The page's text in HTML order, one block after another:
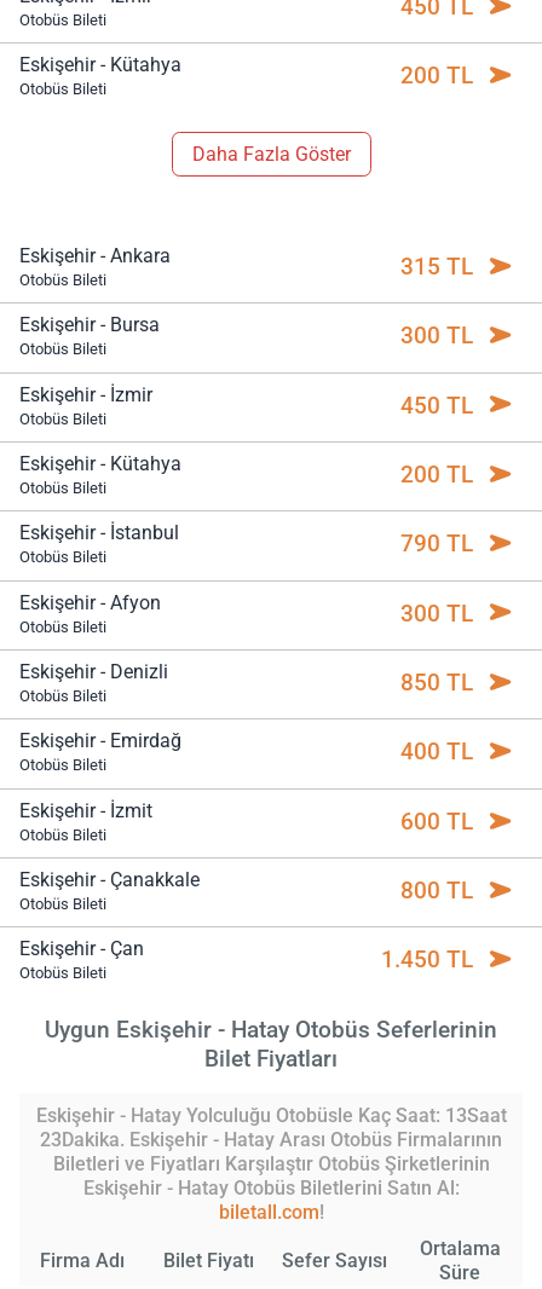
Otobüs Bileti 450 TL
Eskişehir - Kütahya
Otobüs Bileti 200 TL
Daha Fazla Göster
Eskişehir - Ankara
Otobüs Bileti 315 TL
Eskişehir - Bursa
Otobüs Bileti 300 TL
Eskişehir - İzmir
Otobüs Bileti 450 TL
Eskişehir - Kütahya
Otobüs Bileti 200 TL
Eskişehir - İstanbul
Otobüs Bileti 790 TL
Eskişehir - Afyon
Otobüs Bileti 300 TL
Eskişehir - Denizli
Otobüs Bileti 850 TL
Eskişehir - Emirdağ
Otobüs Bileti 400 TL
Eskişehir - İzmit
Otobüs Bileti 600 TL
Eskişehir - Çanakkale
Otobüs Bileti 800 TL
Eskişehir - Çan
Otobüs Bileti 1.450 TL
Uygun Eskişehir - Hatay Otobüs Seferlerinin
Bilet Fiyatları
Eskişehir - Hatay Yolculuğu Otobüsle Kaç Saat: 13Saat
23Dakika. Eskişehir - Hatay Arası Otobüs Firmalarının
Biletleri ve Fiyatları Karşılaştır Otobüs Şirketlerinin
Eskişehir - Hatay Otobüs Biletlerini Satın Al:
biletall.com!
Firma Adı Bilet Fiyatı Sefer Sayısı
Ortalama
Süre